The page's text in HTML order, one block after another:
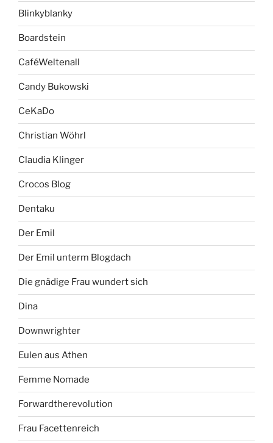
Blinkyblanky
Boardstein
CaféWeltenall
Candy Bukowski
CeKaDo
Christian Wöhrl
Claudia Klinger
Crocos Blog
Dentaku
Der Emil
Der Emil unterm Blogdach
Die gnädige Frau wundert sich
Dina
Downwrighter
Eulen aus Athen
Femme Nomade
Forwardtherevolution
Frau Facettenreich